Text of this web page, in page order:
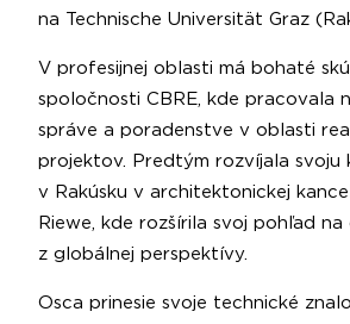
na Technische Universität Graz
V profesijnej oblasti má bohaté
spoločnosti CBRE, kde pracovala
správe a poradenstve v oblasti
projektov. Predtým rozvíjala svoju
v Rakúsku v architektonickej
Riewe, kde rozšírila svoj pohľad
z globálnej perspektívy.
Osca prinesie svoje technické